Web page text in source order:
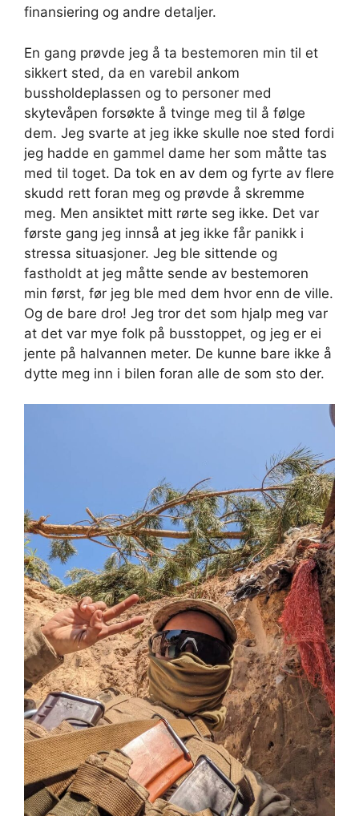
finansiering og andre detaljer.
En gang prøvde jeg å ta bestemoren min til et
sikkert sted, da en varebil ankom
bussholdeplassen og to personer med
skytevåpen forsøkte å tvinge meg til å følge
dem. Jeg svarte at jeg ikke skulle noe sted fordi
jeg hadde en gammel dame her som måtte tas
med til toget. Da tok en av dem og fyrte av flere
skudd rett foran meg og prøvde å skremme
meg. Men ansiktet mitt rørte seg ikke. Det var
første gang jeg innså at jeg ikke får panikk i
stressa situasjoner. Jeg ble sittende og
fastholdt at jeg måtte sende av bestemoren
min først, før jeg ble med dem hvor enn de ville.
Og de bare dro! Jeg tror det som hjalp meg var
at det var mye folk på busstoppet, og jeg er ei
jente på halvannen meter. De kunne bare ikke å
dytte meg inn i bilen foran alle de som sto der.